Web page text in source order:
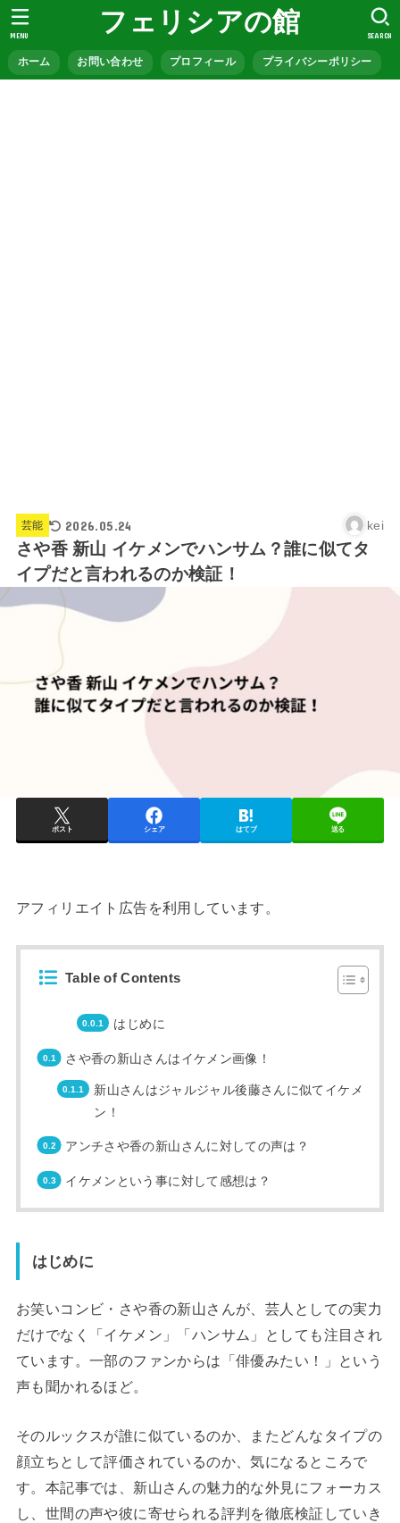
フェリシアの館
ホーム お問い合わせ プロフィール プライバシーポリシー
SEARCH
MENU
芸能 2026.05.24 kei
さや香 新山 イケメンでハンサム？誰に似てタ
イプだと言われるのか検証！
ポスト シェア はてブ 送る
アフィリエイト広告を利用しています。
Table of Contents
はじめに
さや香の新山さんはイケメン画像！
新山さんはジャルジャル後藤さんに似てイケメ
ン！
アンチさや香の新山さんに対しての声は？
イケメンという事に対して感想は？
はじめに
お笑いコンビ・さや香の新山さんが、芸人としての実力
だけでなく「イケメン」「ハンサム」としても注目され
ています。一部のファンからは「俳優みたい！」という
声も聞かれるほど。
そのルックスが誰に似ているのか、またどんなタイプの
顔立ちとして評価されているのか、気になるところで
す。本記事では、新山さんの魅力的な外見にフォーカス
し、世間の声や彼に寄せられる評判を徹底検証していき